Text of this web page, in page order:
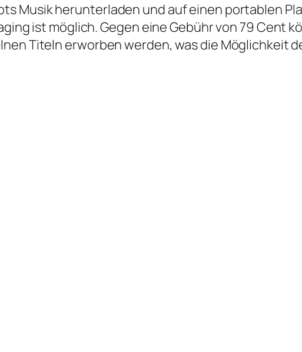
Musik herunterladen und auf einen portablen
ist möglich. Gegen eine Gebühr von 79 Cent
Titeln erworben werden, was die Möglichkeit